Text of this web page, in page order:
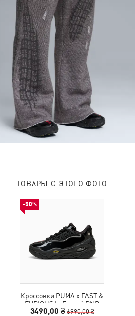
ТОВАРЫ С ЭТОГО ФОТО
-50%
Кроссовки PUMA x FAST &
FURIOUS LaFrancé RNR
LA Sneakers Unisex
3490,00 ₴ 6990,00 ₴